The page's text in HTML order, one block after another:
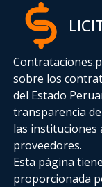
sobre los
del Estado
transparencia
las instituciones
proveedores.
Esta página
proporcionada